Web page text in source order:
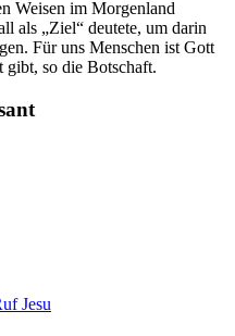
Weisen im Morgenland
als „Ziel“ deutete, um darin
Für uns Menschen ist Gott
gibt, so die Botschaft.